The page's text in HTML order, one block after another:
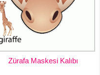
Zürafa Maskesi Kalıbı